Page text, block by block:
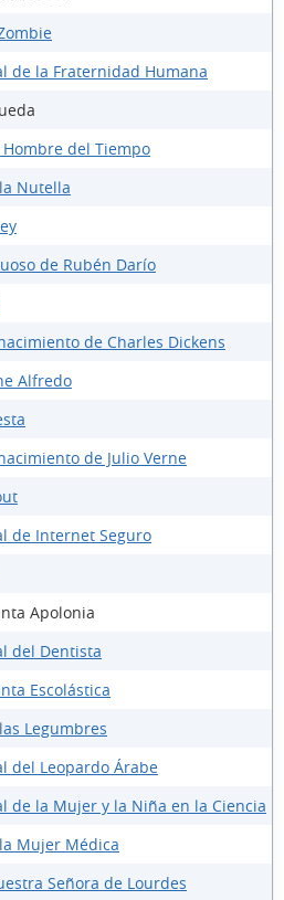
de la Fraternidad Humana
del Tiempo
Nutella
de Rubén Darío
de Charles Dickens
Alfredo
de Julio Verne
de Internet Seguro
Apolonia
del Dentista
Escolástica
Legumbres
del Leopardo Árabe
de la Mujer y la Niña en la Ciencia
Mujer Médica
Señora de Lourdes